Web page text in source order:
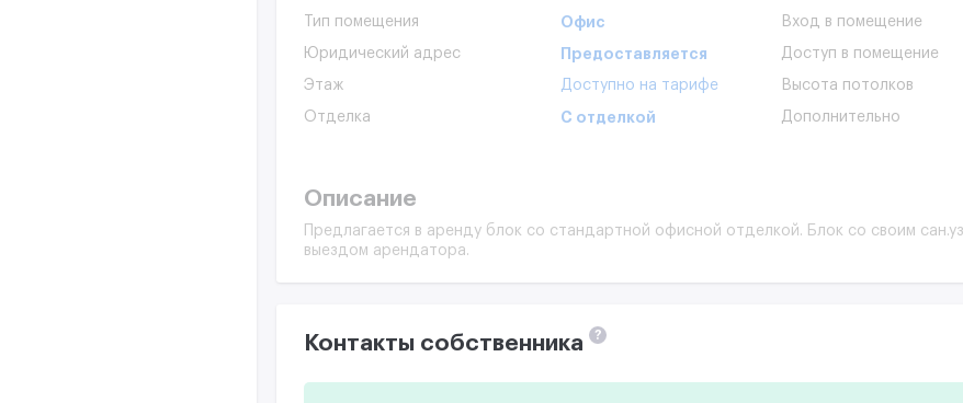
Тип помещения Офис
Юридический адрес Предоставляется
Этаж Доступно на тарифе
Отделка С отделкой
Вход в помещение
Доступ в помещение
Высота потолков
Дополнительно
Описание
Предлагается в аренду блок со стандартной офисной отделкой. Блок со своим
выездом арендатора.
Контакты собственника ?